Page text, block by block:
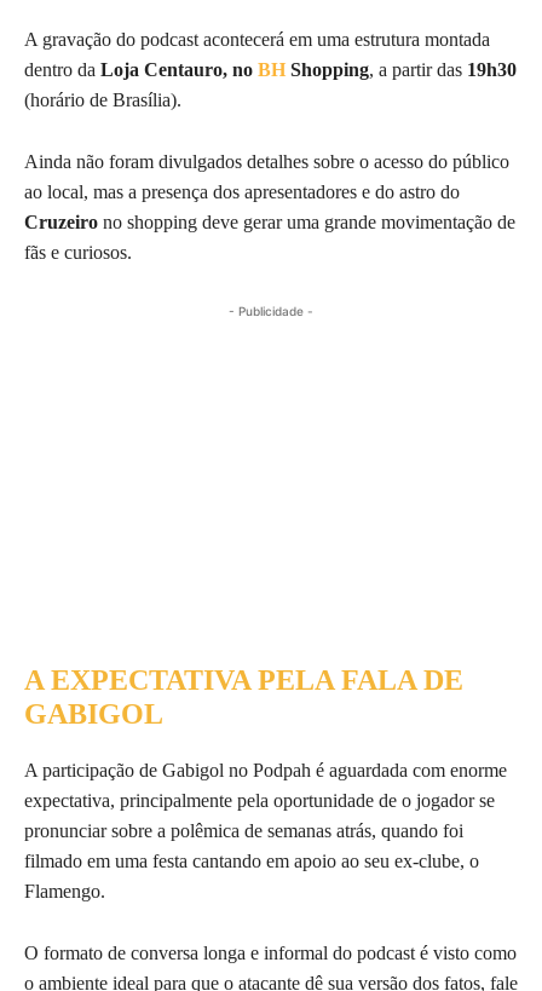
A gravação do podcast acontecerá em uma estrutura montada
dentro da Loja Centauro, no BH Shopping, a partir das 19h30
(horário de Brasília).
Ainda não foram divulgados detalhes sobre o acesso do público
ao local, mas a presença dos apresentadores e do astro do
Cruzeiro no shopping deve gerar uma grande movimentação de
fãs e curiosos.
- Publicidade -
A EXPECTATIVA PELA FALA DE
GABIGOL
A participação de Gabigol no Podpah é aguardada com enorme
expectativa, principalmente pela oportunidade de o jogador se
pronunciar sobre a polêmica de semanas atrás, quando foi
filmado em uma festa cantando em apoio ao seu ex-clube, o
Flamengo.
O formato de conversa longa e informal do podcast é visto como
o ambiente ideal para que o atacante dê sua versão dos fatos, fale